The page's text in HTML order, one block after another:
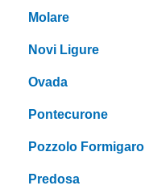
Molare
Novi Ligure
Ovada
Pontecurone
Pozzolo Formigaro
Predosa